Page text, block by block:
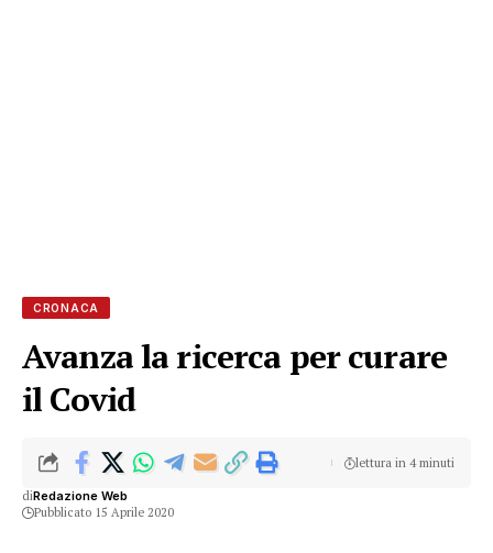
CRONACA
Avanza la ricerca per curare
il Covid
diRedazione Web
Pubblicato 15 Aprile 2020
lettura in 4 minuti